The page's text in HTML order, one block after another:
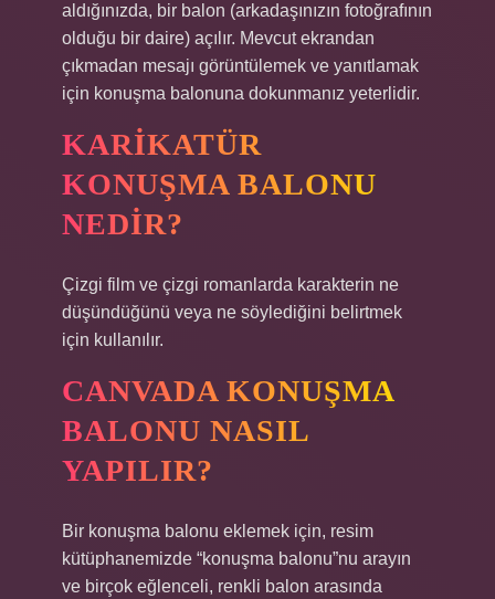
aldığınızda, bir balon (arkadaşınızın fotoğrafının
olduğu bir daire) açılır. Mevcut ekrandan
çıkmadan mesajı görüntülemek ve yanıtlamak
için konuşma balonuna dokunmanız yeterlidir.
KARIKATÜR
KONUŞMA BALONU
NEDIR?
Çizgi film ve çizgi romanlarda karakterin ne
düşündüğünü veya ne söylediğini belirtmek
için kullanılır.
CANVADA KONUŞMA
BALONU NASIL
YAPILIR?
Bir konuşma balonu eklemek için, resim
kütüphanemizde “konuşma balonu”nu arayın
ve birçok eğlenceli, renkli balon arasında